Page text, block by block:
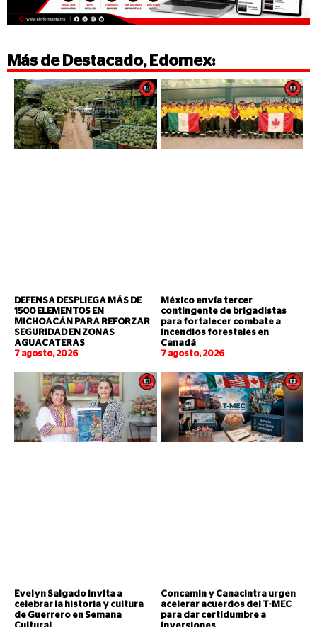
Más de Destacado, Edomex:
DEFENSA DESPLIEGA MÁS DE
1500 ELEMENTOS EN
MICHOACÁN PARA REFORZAR
SEGURIDAD EN ZONAS
AGUACATERAS
7 agosto, 2026
México envía tercer
contingente de brigadistas
para fortalecer combate a
incendios forestales en
Canadá
7 agosto, 2026
Evelyn Salgado invita a
celebrar la historia y cultura
de Guerrero en Semana
Concamin y Canacintra urgen
acelerar acuerdos del T-MEC
para dar certidumbre a